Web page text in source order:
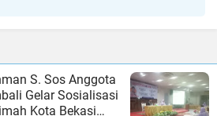
S. Sos Anggota
Gelar Sosialisasi
Kota Bekasi